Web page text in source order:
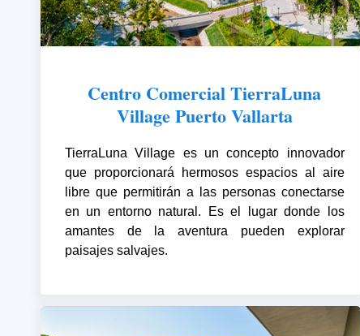
Centro Comercial TierraLuna
Village Puerto Vallarta
TierraLuna Village es un concepto innovador
que proporcionará hermosos espacios al aire
libre que permitirán a las personas conectarse
en un entorno natural. Es el lugar donde los
amantes de la aventura pueden explorar
paisajes salvajes.